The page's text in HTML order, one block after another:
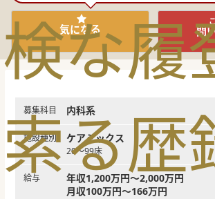
検
索
な
る
履
歴
気になる 問
募集科目 内科系
施設種別 ケアミックス
20～99床
給与
年収1,200万円～2,000万円
月収100万円～166万円